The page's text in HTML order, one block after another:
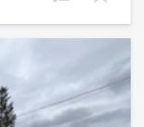
для стоянки
На участок
газ!
уютно! Помощь в
условиях!
Возможна продажа
номер